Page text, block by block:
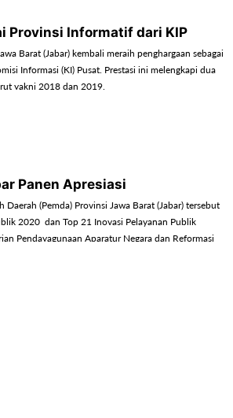
Provinsi Informatif dari KIP
Barat (Jabar) kembali meraih penghargaan sebagai
Informasi (KI) Pusat. Prestasi ini melengkapi dua
yakni 2018 dan 2019.
Panen Apresiasi
Daerah (Pemda) Provinsi Jawa Barat (Jabar) tersebut
2020 dan Top 21 Inovasi Pelayanan Publik
Pendayagunaan Aparatur Negara dan Reformasi